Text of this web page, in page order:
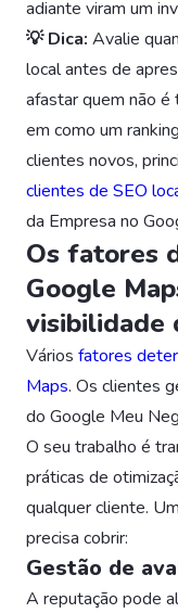
adiante viram um
💡 Dica: Avalie
local antes de
afastar quem não é
em como um
clientes novos,
clientes de SEO
da Empresa no
Os fatores
Google
visibilidade
Vários fatores
Maps. Os clientes
do Google Meu
O seu trabalho é
práticas de
qualquer cliente.
precisa cobrir:
Gestão de
A reputação pode